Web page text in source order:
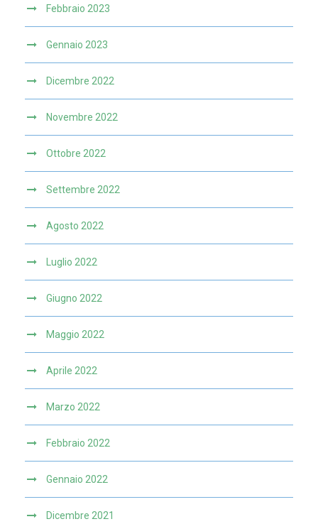
Febbraio 2023
Gennaio 2023
Dicembre 2022
Novembre 2022
Ottobre 2022
Settembre 2022
Agosto 2022
Luglio 2022
Giugno 2022
Maggio 2022
Aprile 2022
Marzo 2022
Febbraio 2022
Gennaio 2022
Dicembre 2021